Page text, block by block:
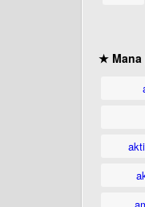
★ Mana